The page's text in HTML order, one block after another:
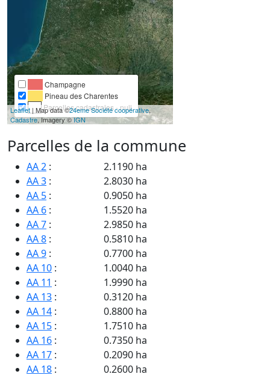
Champagne
Pineau des Charentes
Parcelles cadastrales - null
Leaflet | Map data ©24eme Société coopérative,
Cadastre, Imagery ©IGN
Parcelles de la commune
AA 2 :
2.1190 ha
AA 3 :
2.8030 ha
AA 5 :
0.9050 ha
AA 6 :
1.5520 ha
AA 7 :
2.9850 ha
AA 8 :
0.5810 ha
AA 9 :
0.7700 ha
AA 10 :
1.0040 ha
AA 11 :
1.9990 ha
AA 13 :
0.3120 ha
AA 14 :
0.8800 ha
AA 15 :
1.7510 ha
AA 16 :
0.7350 ha
AA 17 :
0.2090 ha
AA 18 : 0.2600 ha